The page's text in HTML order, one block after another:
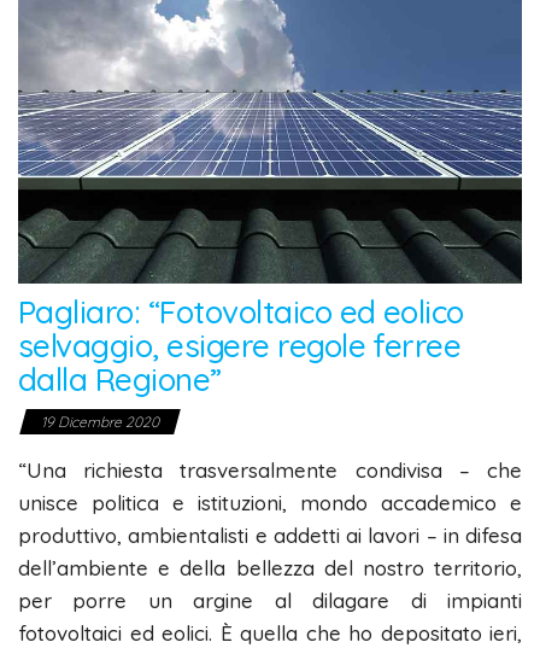
Pagliaro: “Fotovoltaico ed eolico
selvaggio, esigere regole ferree
dalla Regione”
19 Dicembre 2020
“Una richiesta trasversalmente condivisa – che
unisce politica e istituzioni, mondo accademico e
produttivo, ambientalisti e addetti ai lavori – in difesa
dell’ambiente e della bellezza del nostro territorio,
per porre un argine al dilagare di impianti
fotovoltaici ed eolici. È quella che ho depositato ieri,